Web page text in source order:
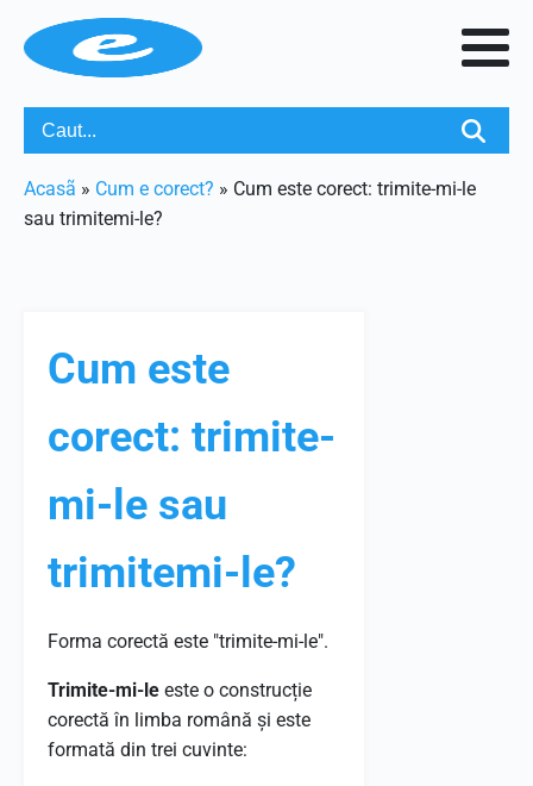
Acasã » Cum e corect? » Cum este corect: trimite-mi-le
sau trimitemi-le?
Cum este
corect: trimite-
mi-le sau
trimitemi-le?
Forma corectă este "trimite-mi-le".
Trimite-mi-le este o construcție
corectă în limba română și este
formată din trei cuvinte: